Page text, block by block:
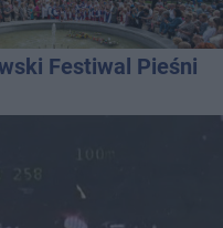
Festiwal Pieśni